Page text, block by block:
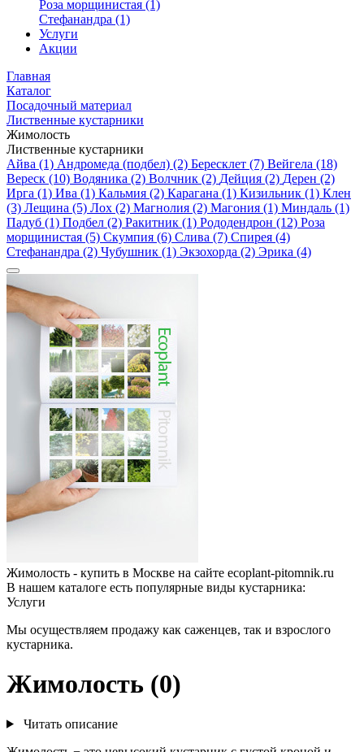
Роза морщинистая (1)
Стефанандра (1)
Услуги
Акции
Главная
Каталог
Посадочный материал
Лиственные кустарники
Жимолость
Лиственные кустарники
Айва (1) Андромеда (подбел) (2) Бересклет (7) Вейгела (18)
Вереск (10) Водяника (2) Волчник (2) Дейция (2) Дерен (2)
Ирга (1) Ива (1) Кальмия (2) Карагана (1) Кизильник (1) Клен
(3) Лещина (5) Лох (2) Магнолия (2) Магония (1) Миндаль (1)
Падуб (1) Подбел (2) Ракитник (1) Рододендрон (12) Роза
морщинистая (5) Скумпия (6) Слива (7) Спирея (4)
Стефанандра (2) Чубушник (1) Экзохорда (2) Эрика (4)
Жимолость - купить в Москве на сайте ecoplant-pitomnik.ru
В нашем каталоге есть популярные виды кустарника:
Услуги
Мы осуществляем продажу как саженцев, так и взрослого
кустарника.
Жимолость (0)
Читать описание